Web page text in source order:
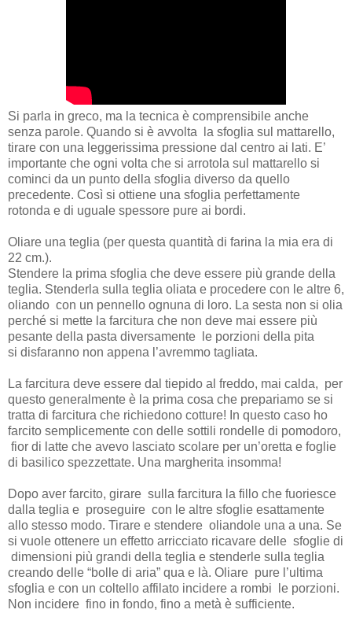
Si parla in greco, ma la tecnica è comprensibile anche
senza parole. Quando si è avvolta la sfoglia sul mattarello,
tirare con una leggerissima pressione dal centro ai lati. E’
importante che ogni volta che si arrotola sul mattarello si
cominci da un punto della sfoglia diverso da quello
precedente. Così si ottiene una sfoglia perfettamente
rotonda e di uguale spessore pure ai bordi.
Oliare una teglia (per questa quantità di farina la mia era di
22 cm.).
Stendere la prima sfoglia che deve essere più grande della
teglia. Stenderla sulla teglia oliata e procedere con le altre 6,
oliando con un pennello ognuna di loro. La sesta non si olia
perché si mette la farcitura che non deve mai essere più
pesante della pasta diversamente le porzioni della pita
si disfaranno non appena l’avremmo tagliata.
La farcitura deve essere dal tiepido al freddo, mai calda, per
questo generalmente è la prima cosa che prepariamo se si
tratta di farcitura che richiedono cotture! In questo caso ho
farcito semplicemente con delle sottili rondelle di pomodoro,
fior di latte che avevo lasciato scolare per un’oretta e foglie
di basilico spezzettate. Una margherita insomma!
Dopo aver farcito, girare sulla farcitura la fillo che fuoriesce
dalla teglia e proseguire con le altre sfoglie esattamente
allo stesso modo. Tirare e stendere oliandole una a una. Se
si vuole ottenere un effetto arricciato ricavare delle sfoglie di
dimensioni più grandi della teglia e stenderle sulla teglia
creando delle “bolle di aria” qua e là. Oliare pure l’ultima
sfoglia e con un coltello affilato incidere a rombi le porzioni.
Non incidere fino in fondo, fino a metà è sufficiente.